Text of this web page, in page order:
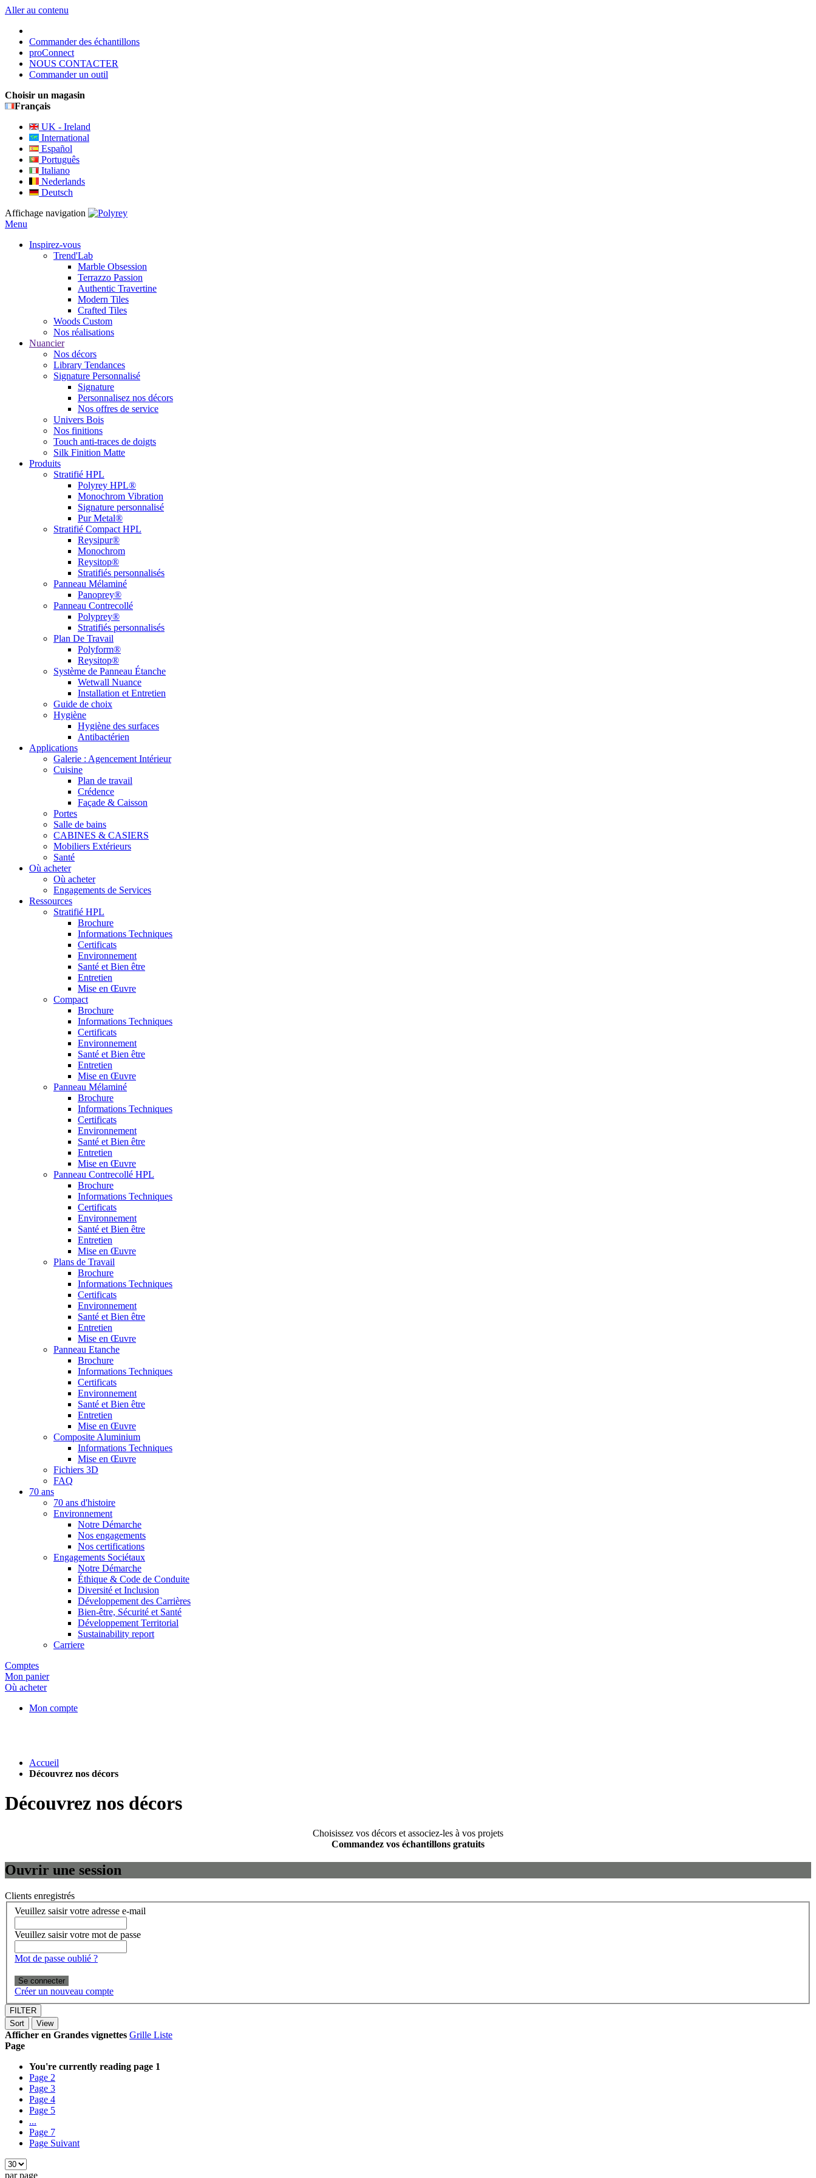
Aller au contenu
Commander des échantillons
proConnect
NOUS CONTACTER
Commander un outil
Choisir un magasin
Français
UK - Ireland
International
Español
Português
Italiano
Nederlands
Deutsch
Affichage navigation
Menu
Inspirez-vous
Trend'Lab
Marble Obsession
Terrazzo Passion
Authentic Travertine
Modern Tiles
Crafted Tiles
Woods Custom
Nos réalisations
Nuancier
Nos décors
Library Tendances
Signature Personnalisé
Signature
Personnalisez nos décors
Nos offres de service
Univers Bois
Nos finitions
Touch anti-traces de doigts
Silk Finition Matte
Produits
Stratifié HPL
Polyrey HPL®
Monochrom Vibration
Signature personnalisé
Pur Metal®
Stratifié Compact HPL
Reysipur®
Monochrom
Reysitop®
Stratifiés personnalisés
Panneau Mélaminé
Panoprey®
Panneau Contrecollé
Polyprey®
Stratifiés personnalisés
Plan De Travail
Polyform®
Reysitop®
Système de Panneau Étanche
Wetwall Nuance
Installation et Entretien
Guide de choix
Hygiène
Hygiène des surfaces
Antibactérien
Applications
Galerie : Agencement Intérieur
Cuisine
Plan de travail
Crédence
Façade & Caisson
Portes
Salle de bains
CABINES & CASIERS
Mobiliers Extérieurs
Santé
Où acheter
Où acheter
Engagements de Services
Ressources
Stratifié HPL
Brochure
Informations Techniques
Certificats
Environnement
Santé et Bien être
Entretien
Mise en Œuvre
Compact
Brochure
Informations Techniques
Certificats
Environnement
Santé et Bien être
Entretien
Mise en Œuvre
Panneau Mélaminé
Brochure
Informations Techniques
Certificats
Environnement
Santé et Bien être
Entretien
Mise en Œuvre
Panneau Contrecollé HPL
Brochure
Informations Techniques
Certificats
Environnement
Santé et Bien être
Entretien
Mise en Œuvre
Plans de Travail
Brochure
Informations Techniques
Certificats
Environnement
Santé et Bien être
Entretien
Mise en Œuvre
Panneau Etanche
Brochure
Informations Techniques
Certificats
Environnement
Santé et Bien être
Entretien
Mise en Œuvre
Composite Aluminium
Informations Techniques
Mise en Œuvre
Fichiers 3D
FAQ
70 ans
70 ans d'histoire
Environnement
Notre Démarche
Nos engagements
Nos certifications
Engagements Sociétaux
Notre Démarche
Éthique & Code de Conduite
Diversité et Inclusion
Développement des Carrières
Bien-être, Sécurité et Santé
Développement Territorial
Sustainability report
Carriere
Comptes
Mon panier
Où acheter
Mon compte
Accueil
Découvrez nos décors
Découvrez nos décors
Choisissez vos décors et associez-les à vos projets
Commandez vos échantillons gratuits
Ouvrir une session
Clients enregistrés
Veuillez saisir votre adresse e-mail
Veuillez saisir votre mot de passe
Mot de passe oublié ?
Se connecter
Créer un nouveau compte
FILTER
Sort
View
Afficher en Grandes vignettes Grille Liste
Page
You're currently reading page 1
Page 2
Page 3
Page 4
Page 5
...
Page 7
Page Suivant
par page